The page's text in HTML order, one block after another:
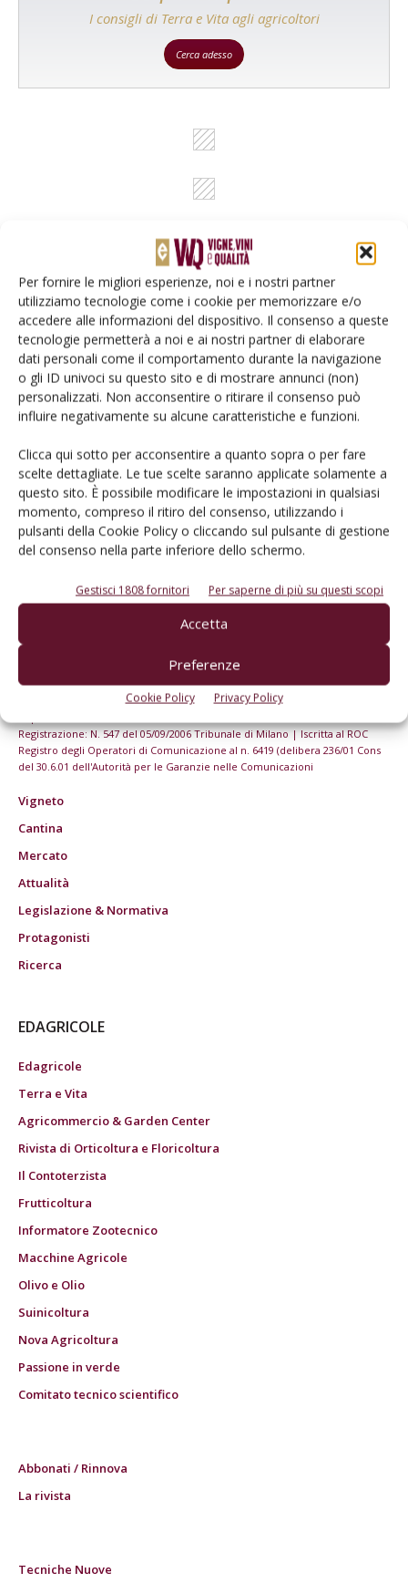
Per fornire le migliori esperienze, noi e i nostri partner
utilizziamo tecnologie come i cookie per memorizzare e/o
accedere alle informazioni del dispositivo. Il consenso a queste
tecnologie permetterà a noi e ai nostri partner di elaborare
dati personali come il comportamento durante la navigazione
o gli ID univoci su questo sito e di mostrare annunci (non)
personalizzati. Non acconsentire o ritirare il consenso può
influire negativamente su alcune caratteristiche e funzioni.
Clicca qui sotto per acconsentire a quanto sopra o per fare
scelte dettagliate. Le tue scelte saranno applicate solamente a
questo sito. È possibile modificare le impostazioni in qualsiasi
momento, compreso il ritiro del consenso, utilizzando i
pulsanti della Cookie Policy o cliccando sul pulsante di gestione
del consenso nella parte inferiore dello schermo.
Gestisci 1808 fornitori Per saperne di più su questi scopi
Accetta
Preferenze
Cookie Policy Privacy Policy
I consigli di Terra e Vita agli agricoltori
Cerca adesso
Rimani aggiornato sul mondo
dell’agricoltura
Iscriviti alle nostre newsletter
© Tecniche Nuove Spa. Tutti i diritti riservati. Sede legale Via Eritrea 21 -
20157 Milano | Codice fiscale, Partita IVA e Iscrizione al Registro delle
Registrazione: N. 547 del 05/09/2006 Tribunale di Milano | Iscritta al ROC
Registro degli Operatori di Comunicazione al n. 6419 (delibera 236/01 Cons
del 30.6.01 dell'Autorità per le Garanzie nelle Comunicazioni
Vigneto
Cantina
Mercato
Attualità
Legislazione & Normativa
Protagonisti
Ricerca
EDAGRICOLE
Edagricole
Terra e Vita
Agricommercio & Garden Center
Rivista di Orticoltura e Floricoltura
Il Contoterzista
Frutticoltura
Informatore Zootecnico
Macchine Agricole
Olivo e Olio
Suinicoltura
Nova Agricoltura
Passione in verde
Comitato tecnico scientifico
Abbonati / Rinnova
La rivista
Tecniche Nuove